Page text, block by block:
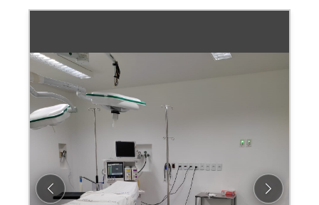
Previous Next